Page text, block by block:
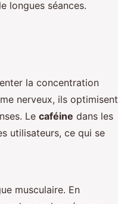
longues séances.
la concentration
nerveux, ils optimisent
Le caféine dans les
utilisateurs, ce qui se
musculaire. En